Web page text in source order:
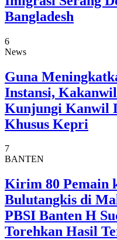
Bangladesh
6
News
Guna
Instansi,
Kunjungi Kanwil
Khusus Kepri
7
BANTEN
Kirim 80 Pemain
Bulutangkis di
PBSI Banten H
Torehkan Hasil